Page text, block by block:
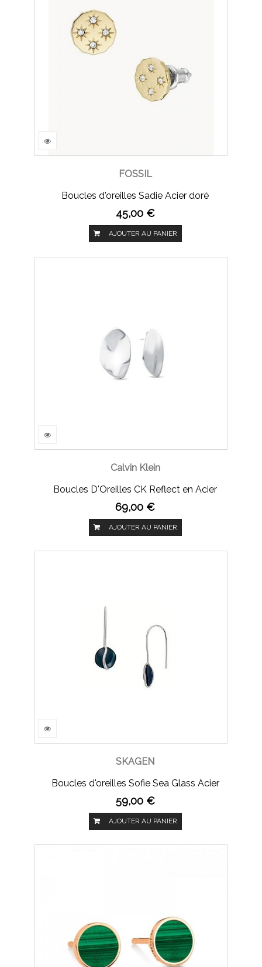
FOSSIL
Boucles d'oreilles Sadie Acier doré
45,00 €
AJOUTER AU PANIER
Calvin Klein
Boucles D'Oreilles CK Reflect en Acier
69,00 €
AJOUTER AU PANIER
SKAGEN
Boucles d'oreilles Sofie Sea Glass Acier
59,00 €
AJOUTER AU PANIER